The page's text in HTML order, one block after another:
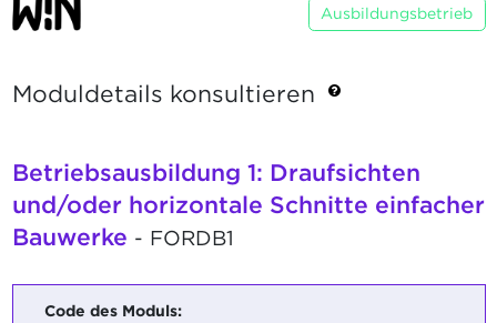
Ausbildungsbetrieb
Moduldetails konsultieren
Betriebsausbildung 1: Draufsichten
und/oder horizontale Schnitte einfacher
Bauwerke - FORDB1
Code des Moduls: